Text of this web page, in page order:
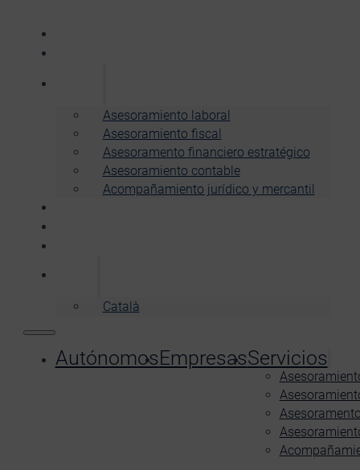
Asesoramiento laboral
Asesoramiento fiscal
Asesoramento financiero estratégico
Asesoramiento contable
Acompañamiento jurídico y mercantil
Català
AutónomosEmpresasServicios